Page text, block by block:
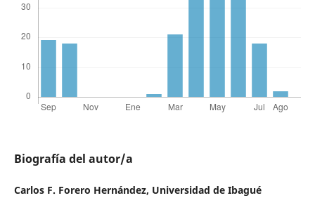
Biografía del autor/a
Carlos F. Forero Hernández, Universidad de Ibagué